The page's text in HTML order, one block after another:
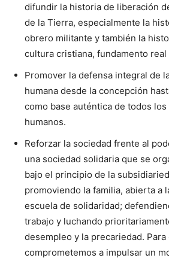
difundir la historia de liberación
de la Tierra, especialmente la
obrero militante y también la
cultura cristiana, fundamento real
Promover la defensa integral de
humana desde la concepción
como base auténtica de todos
humanos.
Reforzar la sociedad frente al
una sociedad solidaria que se
bajo el principio de la
promoviendo la familia, abierta a
escuela de solidaridad;
trabajo y luchando
desempleo y la precariedad. Para
comprometemos a impulsar un